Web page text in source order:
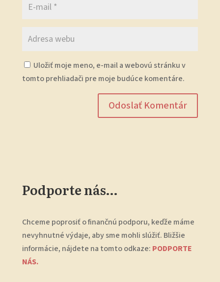
Uložiť moje meno, e-mail a webovú stránku v
tomto prehliadači pre moje budúce komentáre.
Podporte nás…
Chceme poprosiť o finančnú podporu, keďže máme
nevyhnutné výdaje, aby sme mohli slúžiť. Bližšie
informácie, nájdete na tomto odkaze: PODPORTE
NÁS.